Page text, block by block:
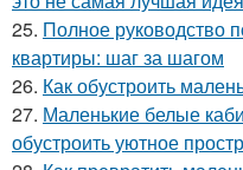
25. Полное руководство
квартиры: шаг за шагом
26. Как обустроить
27. Маленькие белые
обустроить уютное